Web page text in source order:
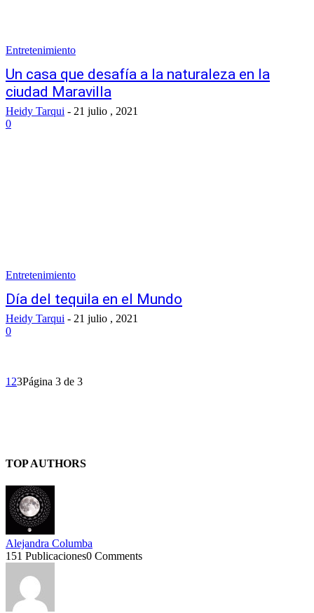
Entretenimiento
Un casa que desafía a la naturaleza en la
ciudad Maravilla
Heidy Tarqui - 21 julio , 2021
0
Entretenimiento
Día del tequila en el Mundo
Heidy Tarqui - 21 julio , 2021
0
1 23Página 3 de 3
TOP AUTHORS
Alejandra Columba
151 Publicaciones0 Comments